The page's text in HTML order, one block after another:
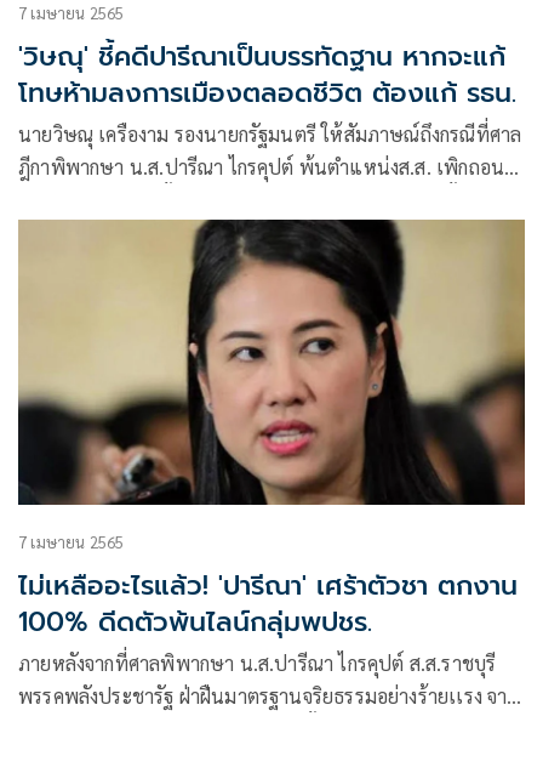
7 เมษายน 2565
'วิษณุ' ชี้คดีปารีณาเป็นบรรทัดฐาน หากจะแก้
โทษห้ามลงการเมืองตลอดชีวิต ต้องแก้ รธน.
นายวิษณุ เครืองาม รองนายกรัฐมนตรี ให้สัมภาษณ์ถึงกรณีที่ศาล
ฎีกาพิพากษา น.ส.ปารีณา ไกรคุปต์ พ้นตำแหน่งส.ส. เพิกถอน
ฐานฝ่าฝืนจริยธรรมร้ายแรง กรณีบุกรุกพื้นที่ป่าจ.ราชบุรี
7 เมษายน 2565
ไม่เหลืออะไรแล้ว! 'ปารีณา' เศร้าตัวชา ตกงาน
100% ดีดตัวพ้นไลน์กลุ่มพปชร.
ภายหลังจากที่ศาลพิพากษา น.ส.ปารีณา ไกรคุปต์ ส.ส.ราชบุรี
พรรคพลังประชารัฐ ฝ่าฝืนมาตรฐานจริยธรรมอย่างร้ายเเรง จาก